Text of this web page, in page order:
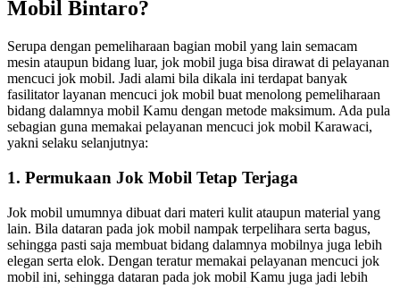
Mobil Bintaro?
Serupa dengan pemeliharaan bagian mobil yang lain semacam
mesin ataupun bidang luar, jok mobil juga bisa dirawat di pelayanan
mencuci jok mobil. Jadi alami bila dikala ini terdapat banyak
fasilitator layanan mencuci jok mobil buat menolong pemeliharaan
bidang dalamnya mobil Kamu dengan metode maksimum. Ada pula
sebagian guna memakai pelayanan mencuci jok mobil Karawaci,
yakni selaku selanjutnya:
1. Permukaan Jok Mobil Tetap Terjaga
Jok mobil umumnya dibuat dari materi kulit ataupun material yang
lain. Bila dataran pada jok mobil nampak terpelihara serta bagus,
sehingga pasti saja membuat bidang dalamnya mobilnya juga lebih
elegan serta elok. Dengan teratur memakai pelayanan mencuci jok
mobil ini, sehingga dataran pada jok mobil Kamu juga jadi lebih